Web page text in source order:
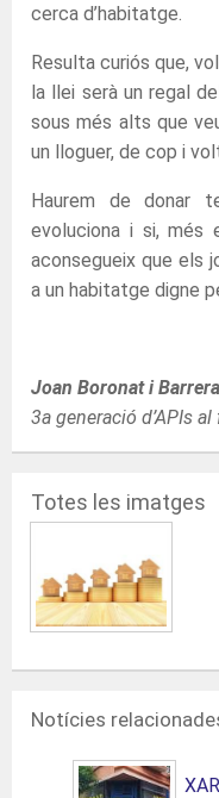
cerca d’habitatge.
Resulta curiós que,
la llei serà un regal
sous més alts que
un lloguer, de cop i
Haurem de donar
evoluciona i si,
aconsegueix que els
a un habitatge digne
Joan Boronat i Barrera
3a generació d’APIs
Totes les imatges
Notícies